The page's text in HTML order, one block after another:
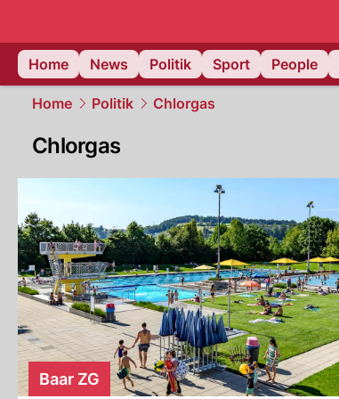
Home
News Politik Sport People
Home Politik Chlorgas
Chlorgas
Baar ZG